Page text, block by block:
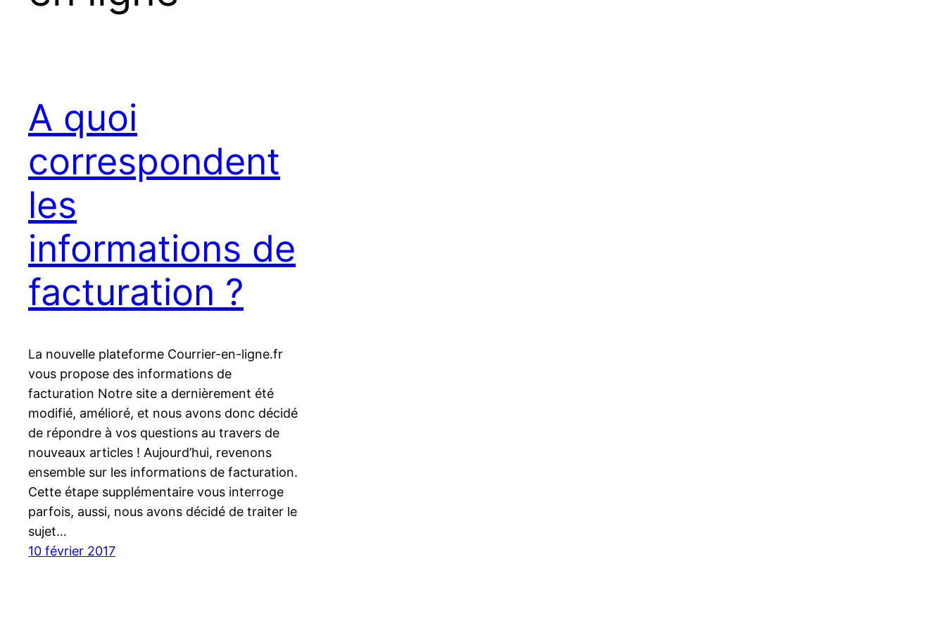
A quoi
correspondent
les
informations de
facturation ?
La nouvelle plateforme Courrier-en-ligne.fr
vous propose des informations de
facturation Notre site a dernièrement été
modifié, amélioré, et nous avons donc décidé
de répondre à vos questions au travers de
nouveaux articles ! Aujourd’hui, revenons
ensemble sur les informations de facturation.
Cette étape supplémentaire vous interroge
parfois, aussi, nous avons décidé de traiter le
sujet…
10 février 2017